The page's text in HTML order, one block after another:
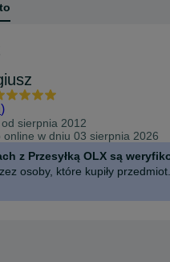
)
sierpnia 2012
online w dniu 03 sierpnia 2026
z Przesyłką OLX są
osoby, które kupiły przedmiot.